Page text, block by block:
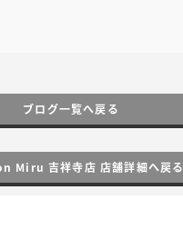
ブログ一覧へ戻る
Miru 吉祥寺店 店舗詳細へ戻る